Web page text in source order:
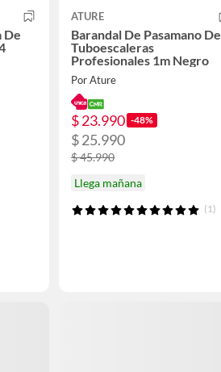
De
ATURE
Barandal De Pasamano De
Tuboescaleras
Profesionales 1m Negro
Por Ature
$ 23.990 -48%
$ 25.990
$ 45.990
Llega mañana
(1)